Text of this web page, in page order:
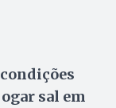
sal em